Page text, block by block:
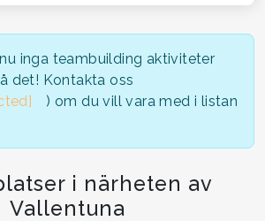
inga teambuilding aktiviteter
det! Kontakta oss
) om du vill vara med i listan
i närheten av
Vallentuna